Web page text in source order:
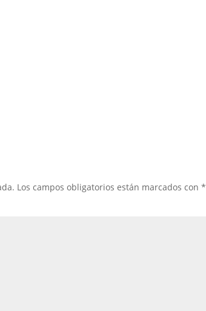
Los campos obligatorios están marcados con*